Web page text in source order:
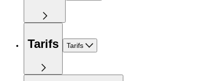
Tarifs Tarifs